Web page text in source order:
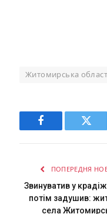
Житомирська
Facebook
ПОПЕРЕДНЯ
Звинуватив у
потім задушив:
села